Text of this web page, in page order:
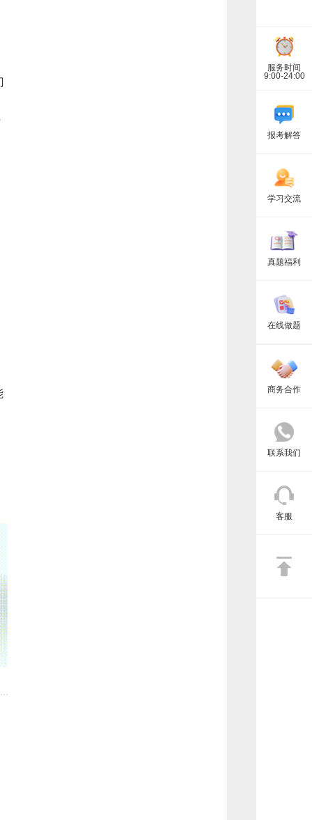
服务时间
9:00-24:00
报考解答
学习交流
真题福利
在线做题
商务合作
联系我们
客服